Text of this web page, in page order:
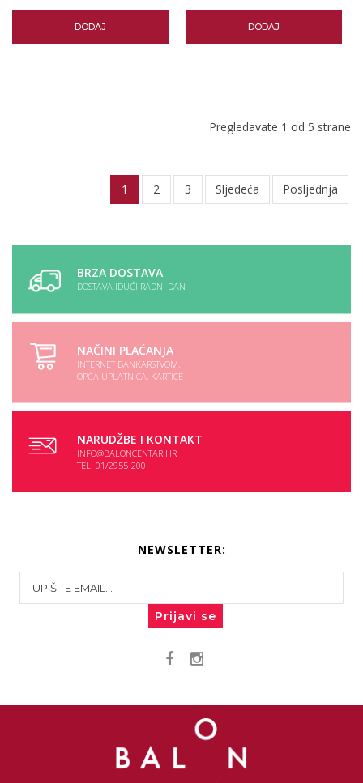
DODAJ DODAJ
Pregledavate 1 od 5 strane
1 2 3 Sljedeća Posljednja
BRZA DOSTAVA
DOSTAVA IDUĆI RADNI DAN
NAČINI PLAĆANJA
INTERNET BANKARSTVOM,
OPĆA UPLATNICA, KARTICE
NARUDŽBE I KONTAKT
INFO@BALONCENTAR.HR
TEL: 01/2955-200
NEWSLETTER:
Prijavi se